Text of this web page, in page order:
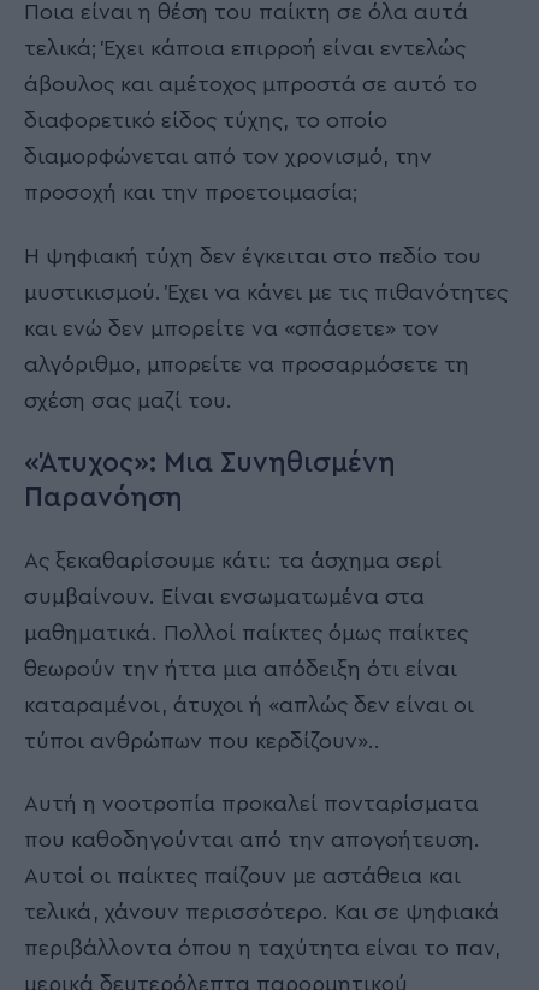
Ποια είναι η θέση του παίκτη σε όλα αυτά
τελικά; Έχει κάποια επιρροή είναι εντελώς
άβουλος και αμέτοχος μπροστά σε αυτό το
διαφορετικό είδος τύχης, το οποίο
διαμορφώνεται από τον χρονισμό, την
προσοχή και την προετοιμασία;
Η ψηφιακή τύχη δεν έγκειται στο πεδίο του
μυστικισμού. Έχει να κάνει με τις πιθανότητες
και ενώ δεν μπορείτε να «σπάσετε» τον
αλγόριθμο, μπορείτε να προσαρμόσετε τη
σχέση σας μαζί του.
«Άτυχος»: Μια Συνηθισμένη
Παρανόηση
Ας ξεκαθαρίσουμε κάτι: τα άσχημα σερί
συμβαίνουν. Είναι ενσωματωμένα στα
μαθηματικά. Πολλοί παίκτες όμως παίκτες
θεωρούν την ήττα μια απόδειξη ότι είναι
καταραμένοι, άτυχοι ή «απλώς δεν είναι οι
τύποι ανθρώπων που κερδίζουν»..
Αυτή η νοοτροπία προκαλεί πονταρίσματα
που καθοδηγούνται από την απογοήτευση.
Αυτοί οι παίκτες παίζουν με αστάθεια και
τελικά, χάνουν περισσότερο. Και σε ψηφιακά
περιβάλλοντα όπου η ταχύτητα είναι το παν,
μερικά δευτερόλεπτα παρορμητικού